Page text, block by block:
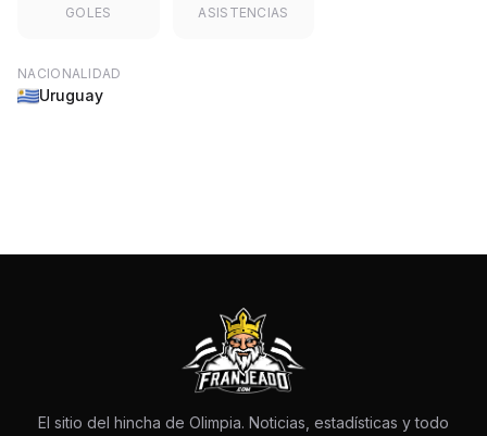
GOLES ASISTENCIAS
NACIONALIDAD
Uruguay
El sitio del hincha de Olimpia. Noticias, estadísticas y todo